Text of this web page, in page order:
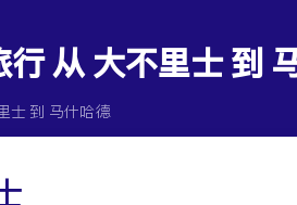
行 从 大不里士 到
士 到 马什哈德